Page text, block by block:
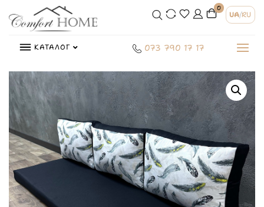
0
UA/RU
КАТАЛОГ 073 790 17 17